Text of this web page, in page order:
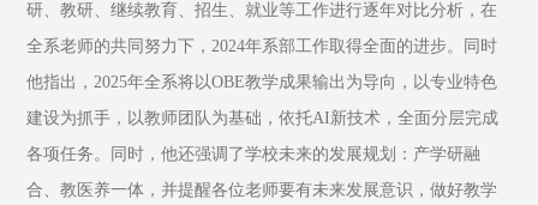
研、教研、继续教育、招生、就业等工作进行逐年对比分析，在
全系老师的共同努力下，2024年系部工作取得全面的进步。同时
他指出，2025年全系将以OBE教学成果输出为导向，以专业特色
建设为抓手，以教师团队为基础，依托AI新技术，全面分层完成
各项任务。同时，他还强调了学校未来的发展规划：产学研融
合、教医养一体，并提醒各位老师要有未来发展意识，做好教学